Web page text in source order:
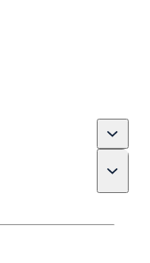
Toggle
Toggle